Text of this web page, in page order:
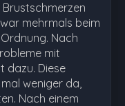
mehrmals beim
Nach
mit
dazu. Diese
weniger da,
Nach einem